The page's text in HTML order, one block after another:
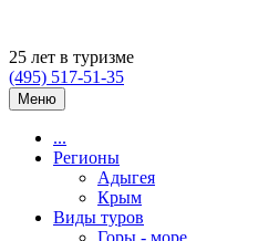
25 лет в туризме
(495) 517-51-35
Меню
...
Регионы
Адыгея
Крым
Виды туров
Горы - море